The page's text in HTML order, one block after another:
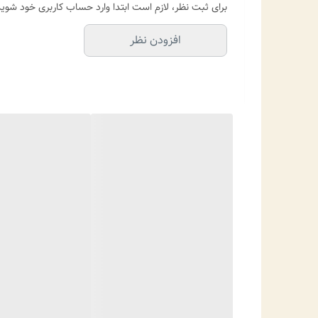
برای ثبت نظر، لازم است ابتدا وارد حساب کاربری خود
افزودن نظر